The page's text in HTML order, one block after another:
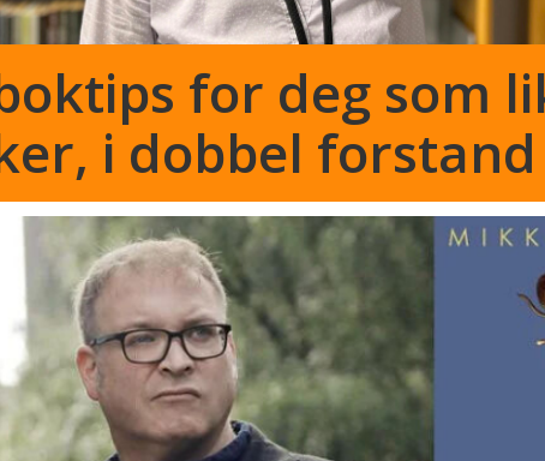
for deg som
i dobbel forstand